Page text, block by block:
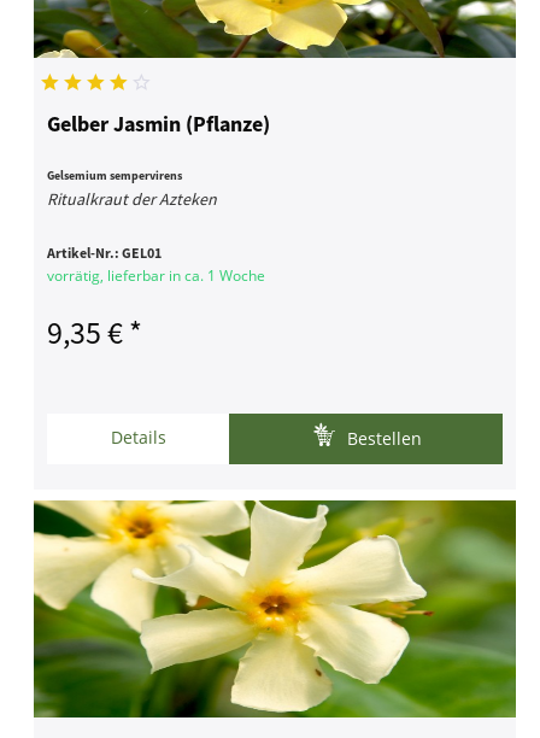
Gelber Jasmin (Pflanze)
Gelsemium sempervirens
Ritualkraut der Azteken
Artikel-Nr.:GEL01
vorrätig, lieferbar in ca. 1 Woche
9,35 € *
Details Bestellen